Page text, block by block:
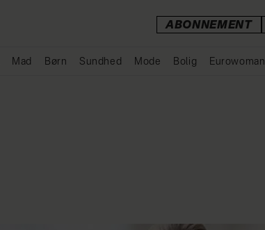
ABONNEMENT
Mad Børn Sundhed Mode Bolig Eurowoman